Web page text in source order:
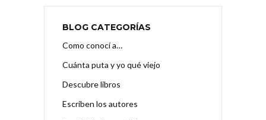
BLOG CATEGORÍAS
Como conocí a…
Cuánta puta y yo qué viejo
Descubre libros
Escriben los autores